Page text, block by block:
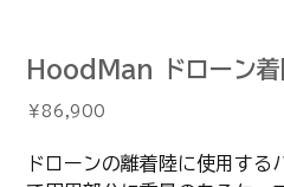
HoodMan ドローン着
価
格
￥86,900
ドローンの離着陸に使用す